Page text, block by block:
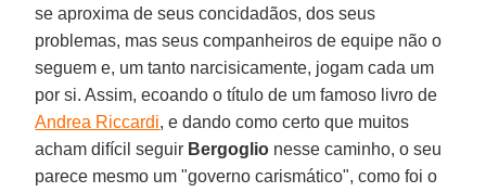
se aproxima de seus concidadãos, dos seus
problemas, mas seus companheiros de equipe não o
seguem e, um tanto narcisicamente, jogam cada um
por si. Assim, ecoando o título de um famoso livro de
Andrea Riccardi, e dando como certo que muitos
acham difícil seguir Bergoglio nesse caminho, o seu
parece mesmo um "governo carismático", como foi o